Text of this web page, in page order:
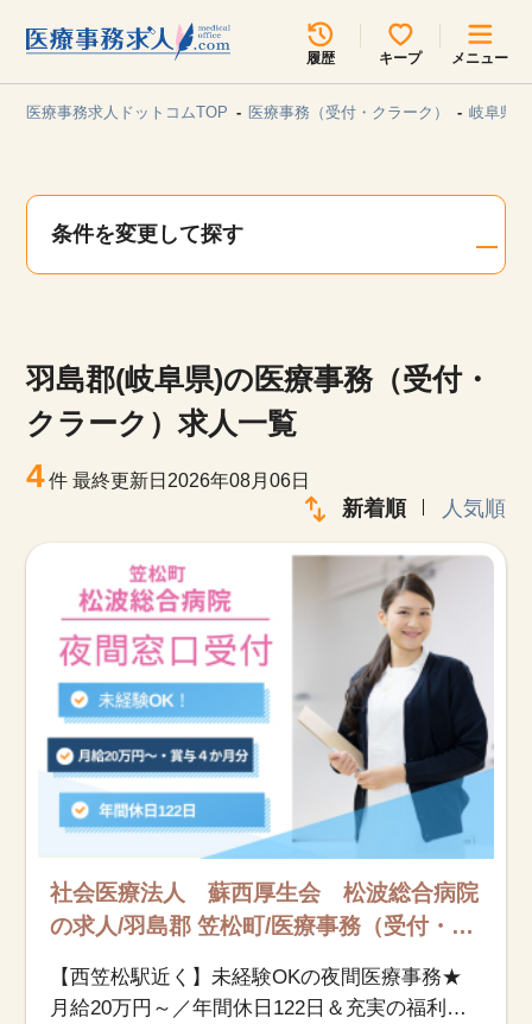
履歴 キープ メニュー
見学会・イベント情報
医療事務求人ドットコムとは
サイトの使い方
就職サポート
人材をお探しの医療機関・企業様
運営会社
医療事務求人ドットコムTOP 医療事務（受付・クラーク） 岐阜県/
条件を変更して探す
羽島郡(岐阜県)の医療事務（受付・
クラーク）求人一覧
4件最終更新日2026年08月06日
新着順 人気順
社会医療法人 蘇西厚生会 松波総合病院
の求人/羽島郡 笠松町/医療事務（受付・ク
【西笠松駅近く】未経験OKの夜間医療事務★
月給20万円～／年間休日122日＆充実の福利厚
所在地のエリアを選択してください
各支店担当よりご連絡させていただきます。
関東
甲信越・北陸 中国・四国
九州・沖縄